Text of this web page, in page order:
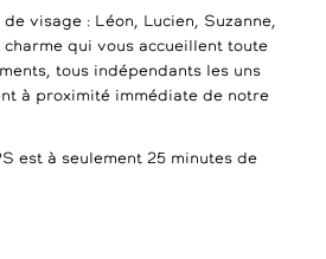
visage : Léon, Lucien, Suzanne,
qui vous accueillent toute
tous indépendants les uns
à proximité immédiate de notre
est à seulement 25 minutes de